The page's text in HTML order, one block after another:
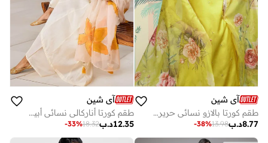
آي شين
طقم كورتا بالازو نسائي حرير تويل بتصميم ذاتي باللون الخردلي كامل الطول
د.ب8.77
13.98
-38%
آي شين
طقم كورتا أناركالي نسائي أبيض سادة قطن %
د.ب12.35
18.32
-33%